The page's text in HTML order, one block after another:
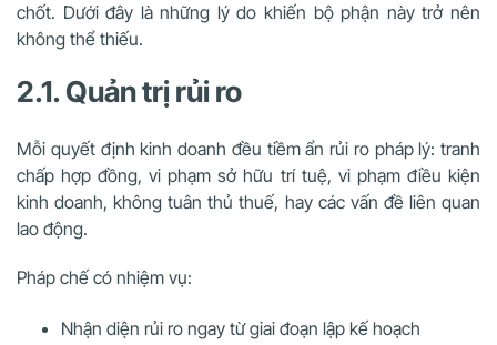
chốt. Dưới đây là những lý do khiến bộ phận này trở nên
không thể thiếu.
2.1. Quản trị rủi ro
Mỗi quyết định kinh doanh đều tiềm ẩn rủi ro pháp lý: tranh
chấp hợp đồng, vi phạm sở hữu trí tuệ, vi phạm điều kiện
kinh doanh, không tuân thủ thuế, hay các vấn đề liên quan
lao động.
Pháp chế có nhiệm vụ:
Nhận diện rủi ro ngay từ giai đoạn lập kế hoạch